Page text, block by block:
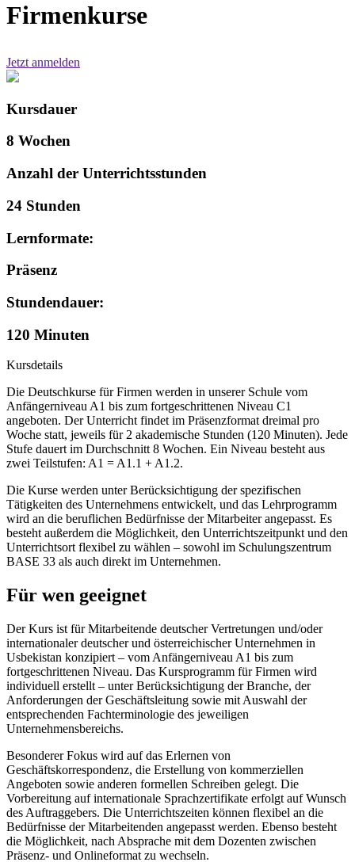
Firmenkurse
Jetzt anmelden
Kursdauer
8 Wochen
Anzahl der Unterrichtsstunden
24 Stunden
Lernformate:
Präsenz
Stundendauer:
120 Minuten
Kursdetails
Die Deutschkurse für Firmen werden in unserer Schule vom
Anfängerniveau A1 bis zum fortgeschrittenen Niveau C1
angeboten. Der Unterricht findet im Präsenzformat dreimal pro
Woche statt, jeweils für 2 akademische Stunden (120 Minuten). Jede
Stufe dauert im Durchschnitt 8 Wochen. Ein Niveau besteht aus
zwei Teilstufen: A1 = A1.1 + A1.2.
Die Kurse werden unter Berücksichtigung der spezifischen
Tätigkeiten des Unternehmens entwickelt, und das Lehrprogramm
wird an die beruflichen Bedürfnisse der Mitarbeiter angepasst. Es
besteht außerdem die Möglichkeit, den Unterrichtszeitpunkt und den
Unterrichtsort flexibel zu wählen – sowohl im Schulungszentrum
BASE 33 als auch direkt im Unternehmen.
Für wen geeignet
Der Kurs ist für Mitarbeitende deutscher Vertretungen und/oder
internationaler deutscher und österreichischer Unternehmen in
Usbekistan konzipiert – vom Anfängerniveau A1 bis zum
fortgeschrittenen Niveau. Das Kursprogramm für Firmen wird
individuell erstellt – unter Berücksichtigung der Branche, der
Anforderungen der Geschäftsleitung sowie mit Auswahl der
entsprechenden Fachterminologie des jeweiligen
Unternehmensbereichs.
Besonderer Fokus wird auf das Erlernen von
Geschäftskorrespondenz, die Erstellung von kommerziellen
Angeboten sowie anderen formellen Schreiben gelegt. Die
Vorbereitung auf internationale Sprachzertifikate erfolgt auf Wunsch
des Auftraggebers. Die Unterrichtszeiten können flexibel an die
Bedürfnisse der Mitarbeitenden angepasst werden. Ebenso besteht
die Möglichkeit, nach Absprache mit dem Dozenten zwischen
Präsenz- und Onlineformat zu wechseln.